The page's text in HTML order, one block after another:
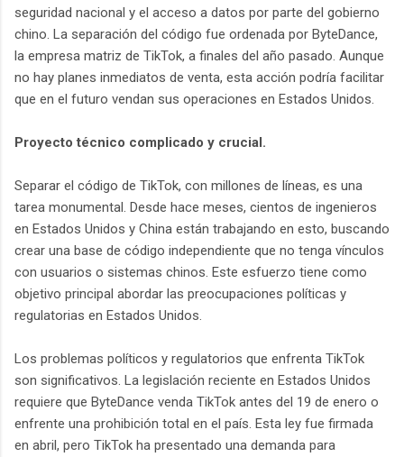
seguridad nacional y el acceso a datos por parte del gobierno
chino. La separación del código fue ordenada por ByteDance,
la empresa matriz de TikTok, a finales del año pasado. Aunque
no hay planes inmediatos de venta, esta acción podría facilitar
que en el futuro vendan sus operaciones en Estados Unidos.
Proyecto técnico complicado y crucial.
Separar el código de TikTok, con millones de líneas, es una
tarea monumental. Desde hace meses, cientos de ingenieros
en Estados Unidos y China están trabajando en esto, buscando
crear una base de código independiente que no tenga vínculos
con usuarios o sistemas chinos. Este esfuerzo tiene como
objetivo principal abordar las preocupaciones políticas y
regulatorias en Estados Unidos.
Los problemas políticos y regulatorios que enfrenta TikTok
son significativos. La legislación reciente en Estados Unidos
requiere que ByteDance venda TikTok antes del 19 de enero o
enfrente una prohibición total en el país. Esta ley fue firmada
en abril, pero TikTok ha presentado una demanda para